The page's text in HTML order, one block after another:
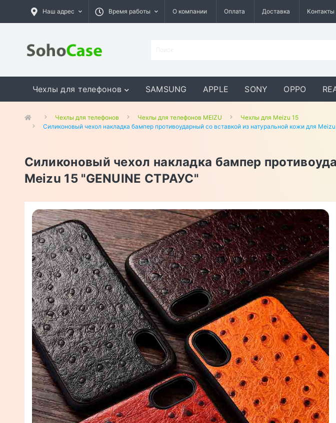
Наш адрес Время работы О компании Оплата Доставка Контакты
Чехлы для телефонов SAMSUNG APPLE SONY OPPO
GOOGLE MEIZU ASUS
Чехлы для телефонов Чехлы для телефонов MEIZU
Чехлы для Meizu 15
Силиконовый чехол накладка бампер противоударный со вставкой из натуральной кожи для
Силиконовый чехол накладка бампер
Meizu 15 "GENUINE СТРАУС"